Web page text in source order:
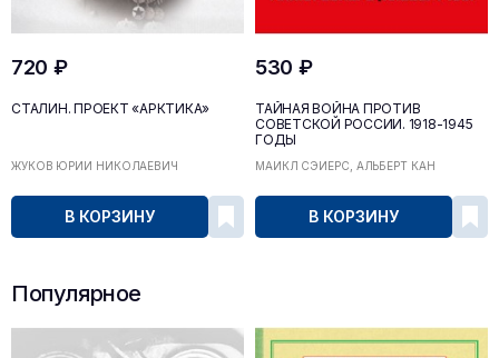
720 ₽
СТАЛИН. ПРОЕКТ «АРКТИКА»
ЖУКОВ ЮРИЙ НИКОЛАЕВИЧ
В КОРЗИНУ
530 ₽
ТАЙНАЯ ВОЙНА ПРОТИВ
СОВЕТСКОЙ РОССИИ. 1918-1945
ГОДЫ
МАЙКЛ СЭЙЕРС, АЛЬБЕРТ КАН
В КОРЗИНУ
Популярное